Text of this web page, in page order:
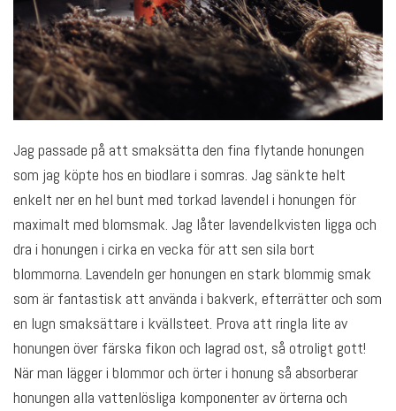
Jag passade på att smaksätta den fina flytande honungen
som jag köpte hos en biodlare i somras. Jag sänkte helt
enkelt ner en hel bunt med torkad lavendel i honungen för
maximalt med blomsmak. Jag låter lavendelkvisten ligga och
dra i honungen i cirka en vecka för att sen sila bort
blommorna. Lavendeln ger honungen en stark blommig smak
som är fantastisk att använda i bakverk, efterrätter och som
en lugn smaksättare i kvällsteet. Prova att ringla lite av
honungen över färska fikon och lagrad ost, så otroligt gott!
När man lägger i blommor och örter i honung så absorberar
honungen alla vattenlösliga komponenter av örterna och